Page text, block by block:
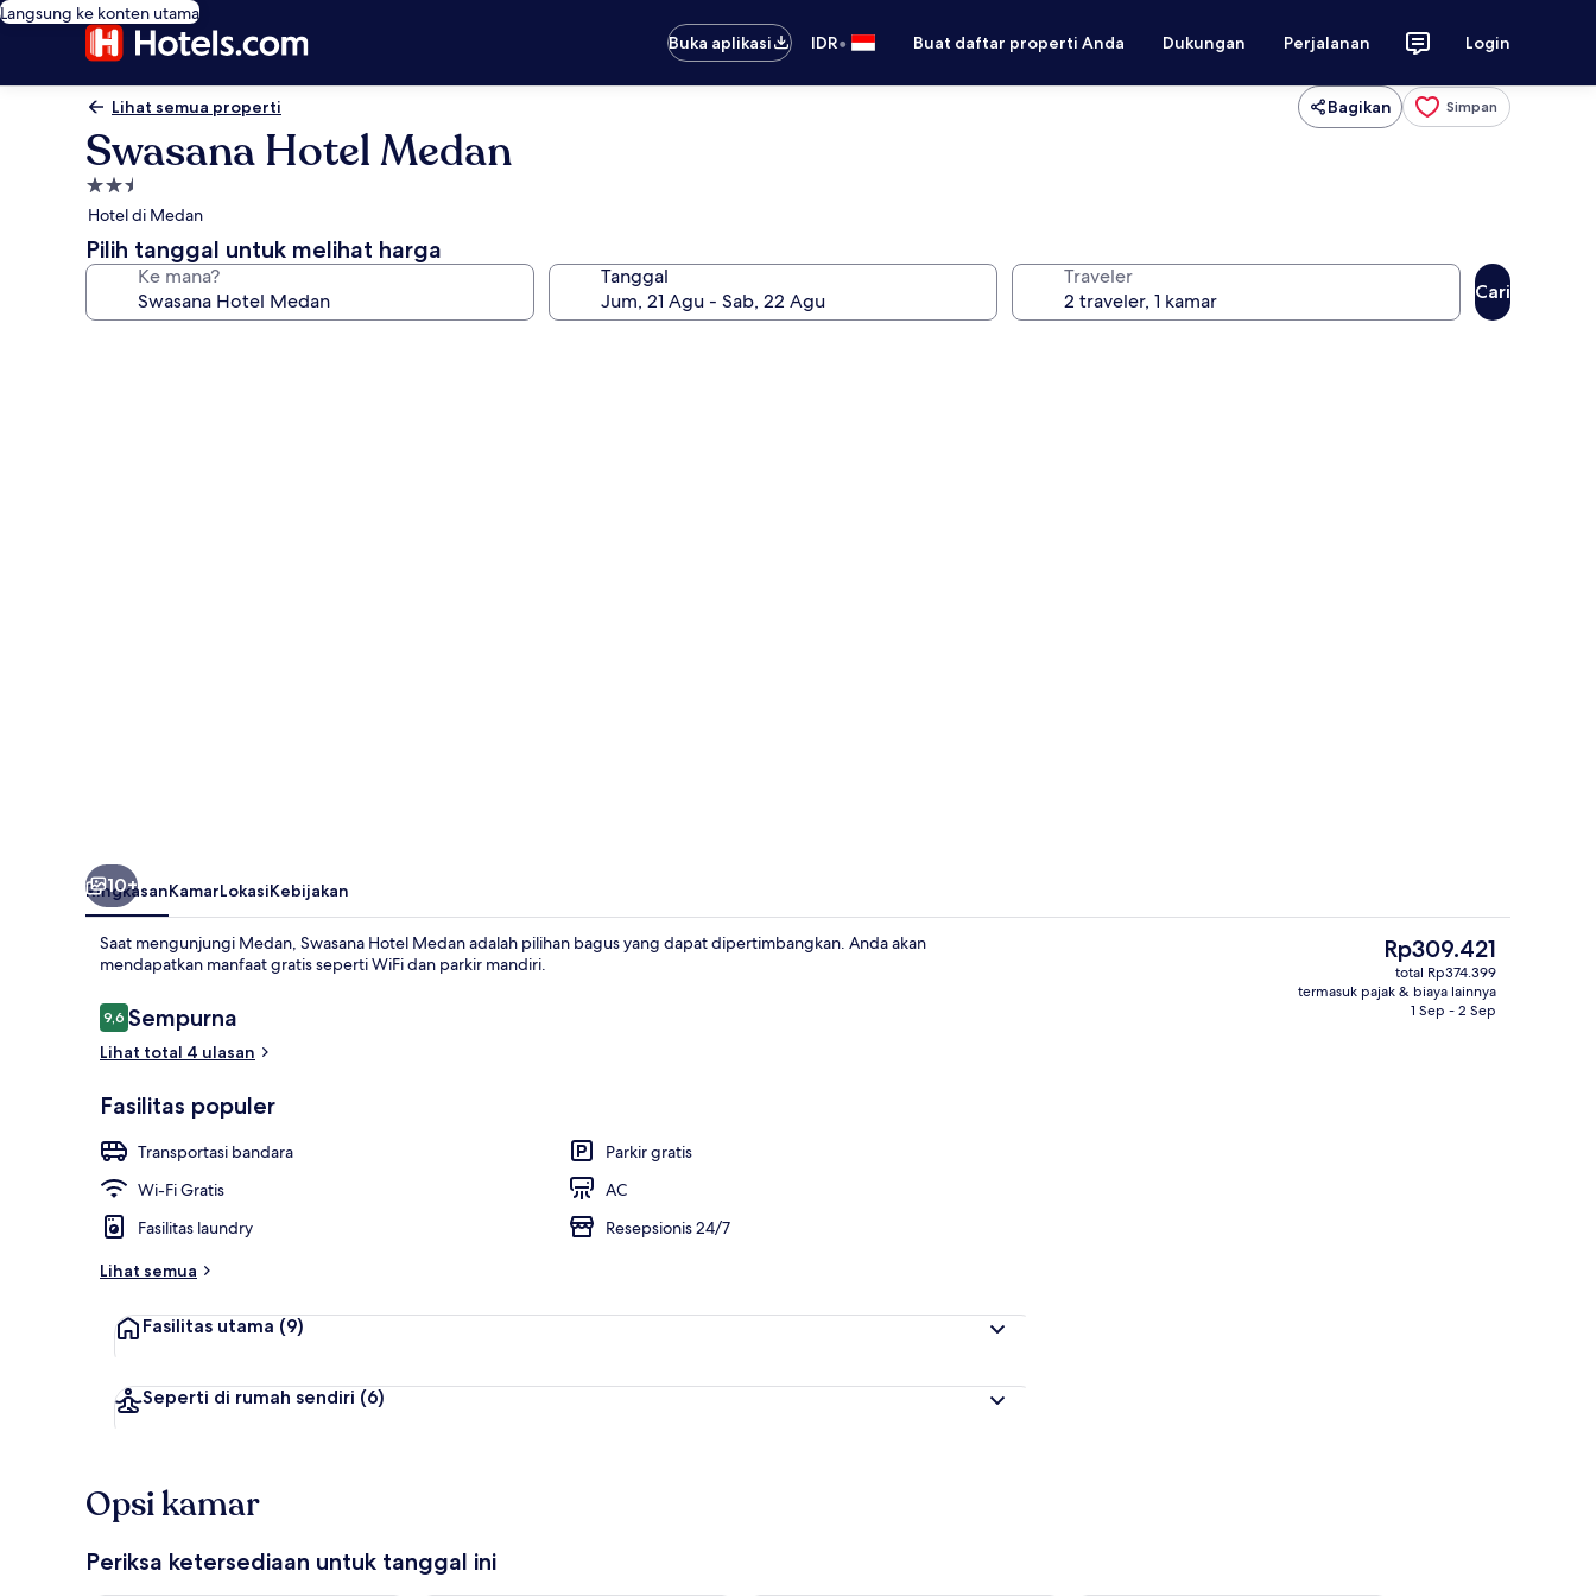
Langsung ke konten utama
Buka aplikasi
IDR• Buat daftar properti Anda Dukungan Perjalanan Login
Lihat semua properti Bagikan Simpan
Swasana Hotel Medan
Properti
bintang
2.5
Hotel di Medan
Pilih tanggal untuk melihat harga
Ke mana? Tanggal Traveler
Cari
Kamar Double Superior | Meja kerja,
10+
RingkasanKamarLokasiKebijakan
Saat mengunjungi Medan, Swasana Hotel Medan adalah pilihan bagus yang dapat dipertimbangkan. Anda akan
mendapatkan manfaat gratis seperti WiFi dan parkir mandiri.
Ulasan
9,69,6 dari 10
Sempurna
Lihat total 4 ulasan
Fasilitas populer
Transportasi bandara
Parkir gratis
Wi-Fi Gratis
AC
Fasilitas laundry
Resepsionis 24/7
Lihat semua
Fasilitas utama (9)
Seperti di rumah sendiri (6)
Harga
saat
ini
Rp309.421
Rp309.421
total Rp374.399
termasuk pajak & biaya lainnya
1 Sep - 2 Sep
Opsi kamar
Periksa ketersediaan untuk tanggal ini